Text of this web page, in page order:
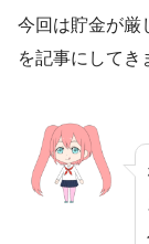
今回は貯金が厳
を記事にしてき